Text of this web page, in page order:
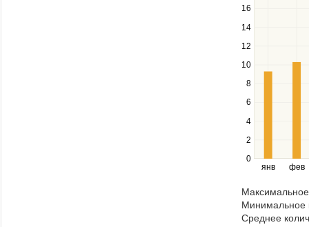
янв фев
0
2
4
6
8
10
12
14
16
and
down
to
navigate
series.
Use
the
and
right
navigate
through
items
Минимальное
Среднее